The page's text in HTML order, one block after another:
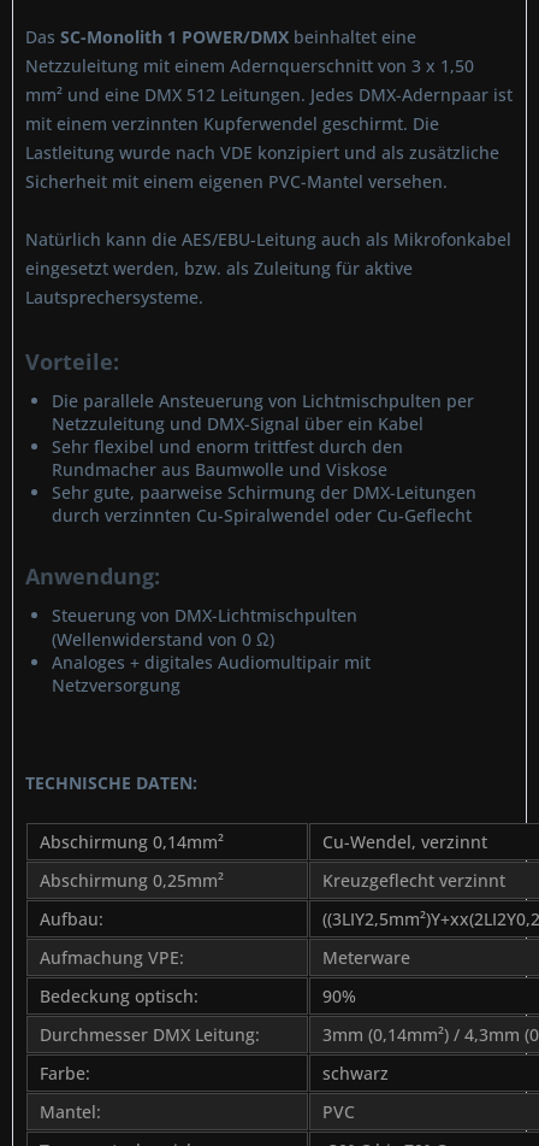
Das SC-Monolith 1 POWER/DMX beinhaltet eine
Netzzuleitung mit einem Adernquerschnitt von 3 x 1,50
mm² und eine DMX 512 Leitungen. Jedes DMX-Adernpaar ist
mit einem verzinnten Kupferwendel geschirmt. Die
Lastleitung wurde nach VDE konzipiert und als zusätzliche
Sicherheit mit einem eigenen PVC-Mantel versehen.
Natürlich kann die AES/EBU-Leitung auch als Mikrofonkabel
eingesetzt werden, bzw. als Zuleitung für aktive
Lautsprechersysteme.
Vorteile:
Die parallele Ansteuerung von Lichtmischpulten per
Netzzuleitung und DMX-Signal über ein Kabel
Sehr flexibel und enorm trittfest durch den
Rundmacher aus Baumwolle und Viskose
Sehr gute, paarweise Schirmung der DMX-Leitungen
durch verzinnten Cu-Spiralwendel oder Cu-Geflecht
Anwendung:
Steuerung von DMX-Lichtmischpulten
(Wellenwiderstand von 0 Ω)
Analoges + digitales Audiomultipair mit
Netzversorgung
TECHNISCHE DATEN:
Abschirmung 0,14mm²
Cu-Wendel, verzinnt
Abschirmung 0,25mm²
Kreuzgeflecht verzinnt
Aufbau:
Aufmachung VPE:
Meterware
Bedeckung optisch:
90%
Durchmesser DMX Leitung:
3mm (0,14mm²) / 4,3mm
Farbe:
schwarz
Mantel:
PVC